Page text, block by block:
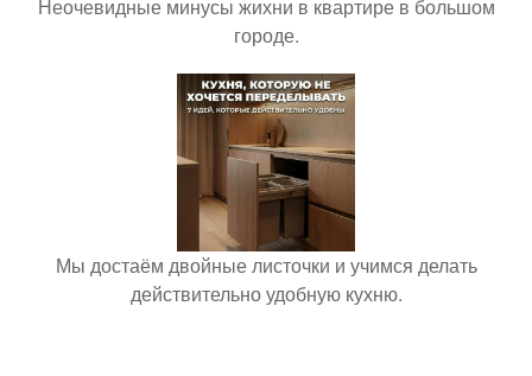
Неочевидные минусы жихни в квартире в большом
городе.
Мы достаём двойные листочки и учимся делать
действительно удобную кухню.